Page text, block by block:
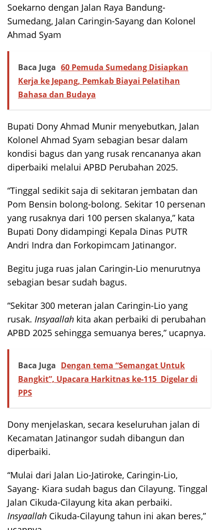
Soekarno dengan Jalan Raya Bandung-
Sumedang, Jalan Caringin-Sayang dan Kolonel
Ahmad Syam
Baca Juga 60 Pemuda Sumedang Disiapkan
Kerja ke Jepang, Pemkab Biayai Pelatihan
Bahasa dan Budaya
Bupati Dony Ahmad Munir menyebutkan, Jalan
Kolonel Ahmad Syam sebagian besar dalam
kondisi bagus dan yang rusak rencananya akan
diperbaiki melalui APBD Perubahan 2025.
“Tinggal sedikit saja di sekitaran jembatan dan
Pom Bensin bolong-bolong. Sekitar 10 persenan
yang rusaknya dari 100 persen skalanya,” kata
Bupati Dony didampingi Kepala Dinas PUTR
Andri Indra dan Forkopimcam Jatinangor.
Begitu juga ruas jalan Caringin-Lio menurutnya
sebagian besar sudah bagus.
“Sekitar 300 meteran jalan Caringin-Lio yang
rusak. Insyaallah kita akan perbaiki di perubahan
APBD 2025 sehingga semuanya beres,” ucapnya.
Baca Juga Dengan tema “Semangat Untuk
Bangkit”, Upacara Harkitnas ke-115 Digelar di
PPS
Dony menjelaskan, secara keseluruhan jalan di
Kecamatan Jatinangor sudah dibangun dan
diperbaiki.
“Mulai dari Jalan Lio-Jatiroke, Caringin-Lio,
Sayang- Kiara sudah bagus dan Cilayung. Tinggal
Jalan Cikuda-Cilayung kita akan perbaiki.
Insyaallah Cikuda-Cilayung tahun ini akan beres,”